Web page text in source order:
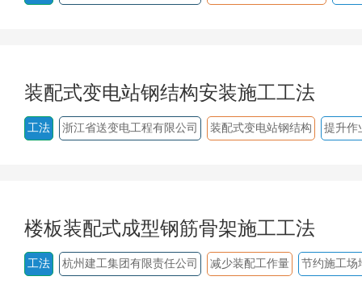
装配式变电站钢结构安装施工工法
工法 浙江省送变电工程有限公司 装配式变电站钢结构 提升作
楼板装配式成型钢筋骨架施工工法
工法 杭州建工集团有限责任公司 减少装配工作量 节约施工场